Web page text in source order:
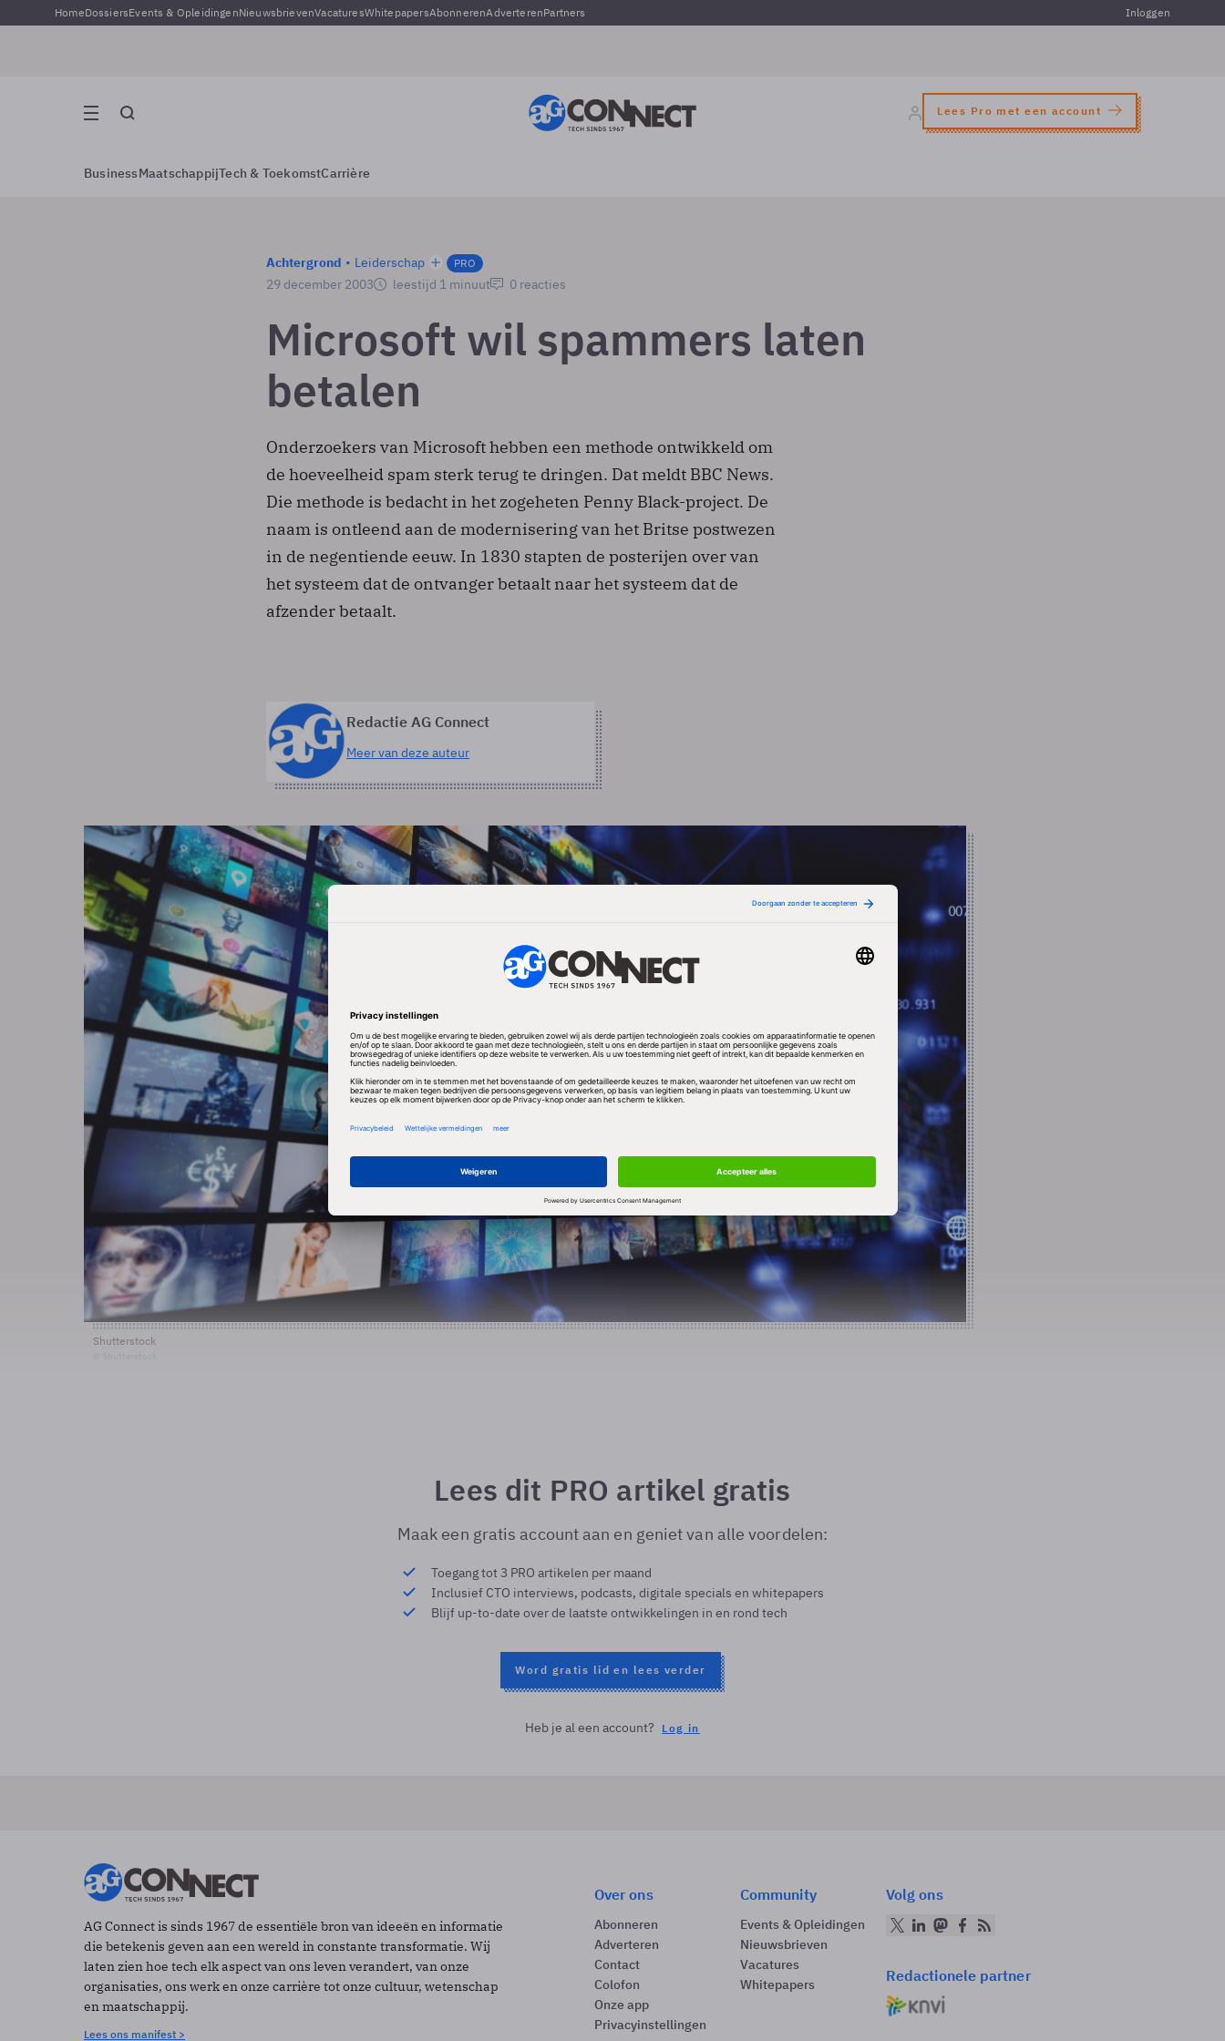
HomeDossiersEvents & OpleidingenNieuwsbrievenVacaturesWhitepapersAbonnerenAdverterenPartners Inloggen
Lees Pro met een account
BusinessMaatschappijTech & ToekomstCarrière
Achtergrond Leiderschap PRO
29 december 2003 leestijd 1 minuut 0 reacties
Microsoft wil spammers laten
betalen
Onderzoekers van Microsoft hebben een methode ontwikkeld om
de hoeveelheid spam sterk terug te dringen. Dat meldt BBC News.
Die methode is bedacht in het zogeheten Penny Black-project. De
naam is ontleend aan de modernisering van het Britse postwezen
in de negentiende eeuw. In 1830 stapten de posterijen over van
het systeem dat de ontvanger betaalt naar het systeem dat de
afzender betaalt.
Redactie AG Connect
Meer van deze auteur
Shutterstock
Lees dit PRO artikel gratis
Maak een gratis account aan en geniet van alle voordelen:
Toegang tot 3 PRO artikelen per maand
Inclusief CTO interviews, podcasts, digitale specials en whitepapers
Blijf up-to-date over de laatste ontwikkelingen in en rond tech
Word gratis lid en lees verder
Heb je al een account? Log in
AG Connect is sinds 1967 de essentiële bron van ideeën en informatie
die betekenis geven aan een wereld in constante transformatie. Wij
laten zien hoe tech elk aspect van ons leven verandert, van onze
organisaties, ons werk en onze carrière tot onze cultuur, wetenschap
en maatschappij.
Lees ons manifest >
Over ons
Abonneren
Adverteren
Contact
Colofon
Onze app
Privacyinstellingen
Community
Events & Opleidingen
Nieuwsbrieven
Vacatures
Whitepapers
Volg ons
Redactionele partner